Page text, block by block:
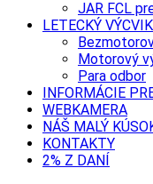
JAR FCL
LETECKÝ VÝCVIK
Motorový
Para odbor
INFORMÁCIE
WEBKAMERA
NÁŠ MALÝ
KONTAKTY
2% Z DANÍ